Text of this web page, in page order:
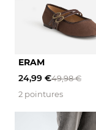
ERAM
24,99 €49,98 €
2 pointures